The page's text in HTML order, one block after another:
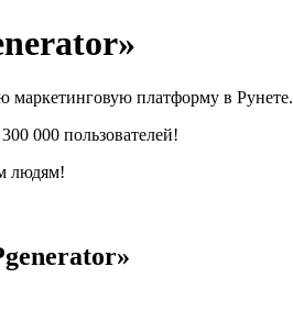
платформу в Рунете.
000 пользователей!
людям!